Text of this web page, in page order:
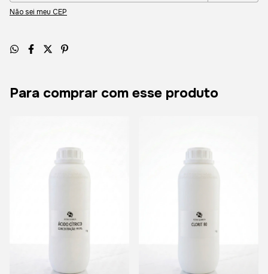
Não sei meu CEP
Para comprar com esse produto